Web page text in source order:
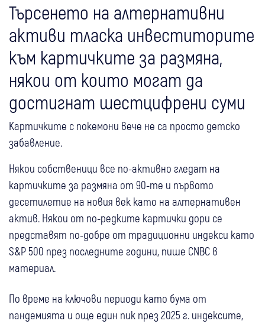
Търсенето на алтернативни
активи тласка инвеститорите
към картичките за размяна,
някои от които могат да
достигнат шестцифрени суми
Картичките с покемони вече не са просто детско
забавление.
Някои собственици все по-активно гледат на
картичките за размяна от 90-те и първото
десетилетие на новия век като на алтернативен
актив. Някои от по-редките картички дори се
представят по-добре от традиционни индекси като
S&P 500 през последните години, пише CNBC в
материал.
По време на ключови периоди като бума от
пандемията и още един пик през 2025 г. индексите,